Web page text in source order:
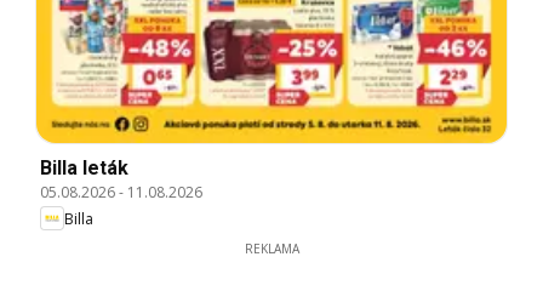
Billa leták
05.08.2026- 11.08.2026
Billa
REKLAMA